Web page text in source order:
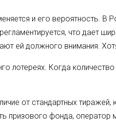
и его вероятность.
что дает
ей должного внимания.
Когда
от стандартных
призового фонда, оператор